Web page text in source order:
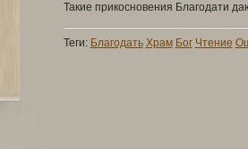
Такие прикосновения Благодати
Теги: Благодать Храм Бог Чтение